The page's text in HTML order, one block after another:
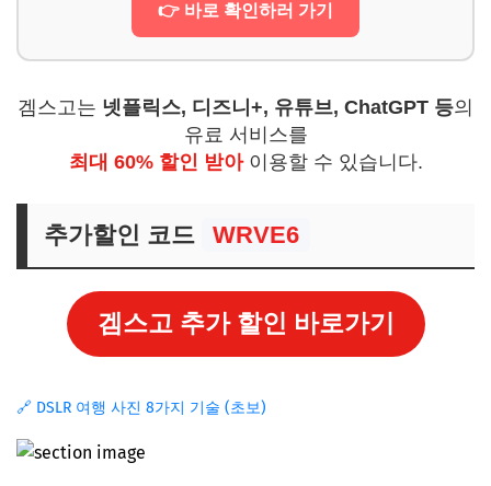
👉 바로 확인하러 가기
겜스고는 넷플릭스, 디즈니+, 유튜브, ChatGPT 등의
유료 서비스를
최대 60% 할인 받아이용할 수 있습니다.
추가할인 코드 WRVE6
겜스고 추가 할인 바로가기
🔗 DSLR 여행 사진 8가지 기술 (초보)